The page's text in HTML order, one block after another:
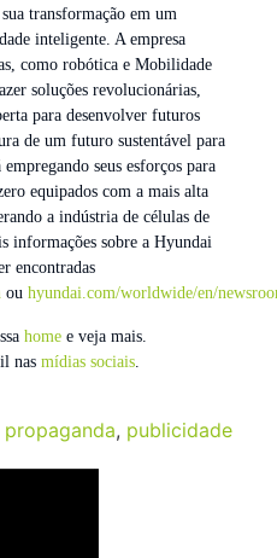
transformação em um
inteligente. A empresa
como robótica e Mobilidade
soluções revolucionárias,
para desenvolver futuros
de um futuro sustentável para
seus esforços para
equipados com a mais alta
a indústria de células de
informações sobre a Hyundai
encontradas
ou hyundai.com/worldwide/en/
home e veja mais.
nas mídias sociais
propaganda, publicidade